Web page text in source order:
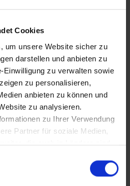
Cookies
um unsere Website sicher zu
darstellen und anbieten zu
Einwilligung zu verwalten sowie
zu personalisieren,
anbieten zu können und
zu analysieren.
zu Ihrer Verwendung
Partner für soziale Medien,
die auch in Ländern sind,
Sie Ihre Rechte uU nicht
Unsere Partner führen
Reich: 99% JA-Stimmen
Jury (1887-1945)
Niederösterreich